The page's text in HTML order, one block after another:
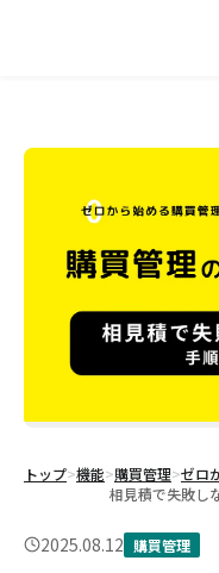
トップ>機能>購買管理>ゼロ
相見積で失敗し
2025.08.12 購買管理